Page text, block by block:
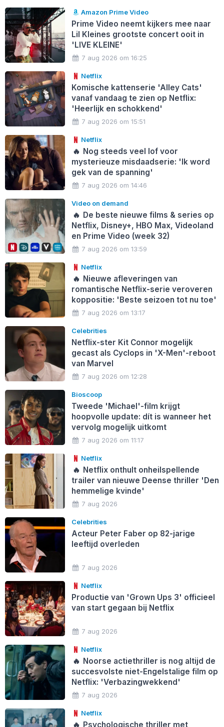
Amazon Prime Video
Prime Video neemt kijkers mee naar
Lil Kleines grootste concert ooit in
'LIVE KLEINE'
7 aug 2026 om 16:25
Netflix
Komische kattenserie 'Alley Cats'
vanaf vandaag te zien op Netflix:
'Heerlijk en schokkend'
7 aug 2026 om 15:51
Netflix
🔥 Nog steeds veel lof voor
mysterieuze misdaadserie: 'Ik word
gek van de spanning'
7 aug 2026 om 14:46
Video on demand
🔥 De beste nieuwe films & series op
Netflix, Disney+, HBO Max, Videoland
en Prime Video (week 32)
7 aug 2026 om 13:59
Netflix
🔥 Nieuwe afleveringen van
romantische Netflix-serie veroveren
koppositie: 'Beste seizoen tot nu toe'
7 aug 2026 om 13:17
Celebrities
Netflix-ster Kit Connor mogelijk
gecast als Cyclops in 'X-Men'-reboot
van Marvel
7 aug 2026 om 12:28
Bioscoop
Tweede 'Michael'-film krijgt
hoopvolle update: dít is wanneer het
vervolg mogelijk uitkomt
7 aug 2026 om 11:17
Netflix
🔥 Netflix onthult onheilspellende
trailer van nieuwe Deense thriller 'Den
hemmelige kvinde'
7 aug 2026
Celebrities
Acteur Peter Faber op 82-jarige
leeftijd overleden
7 aug 2026
Netflix
Productie van 'Grown Ups 3' officieel
van start gegaan bij Netflix
7 aug 2026
Netflix
🔥 Noorse actiethriller is nog altijd de
succesvolste niet-Engelstalige film op
Netflix: 'Verbazingwekkend'
7 aug 2026
Netflix
🔥 Psychologische thriller met